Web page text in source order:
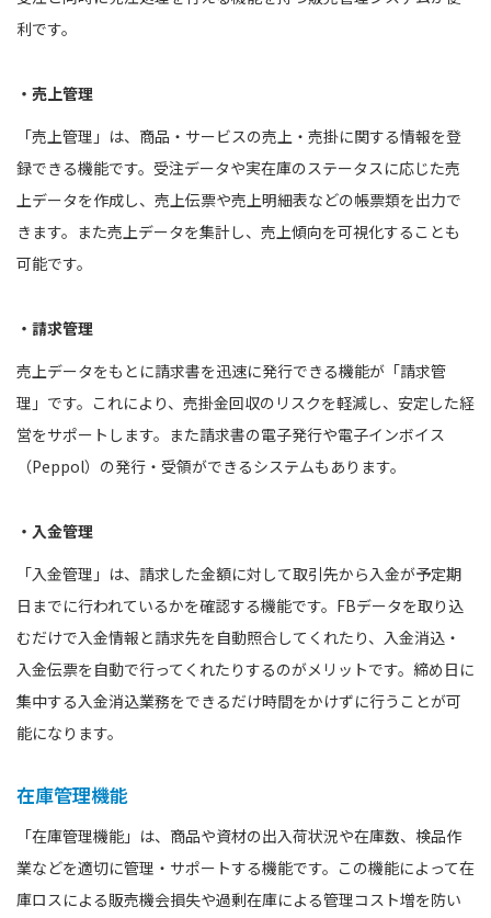
利です。
・売上管理
「売上管理」は、商品・サービスの売上・売掛に関する情報を登
録できる機能です。受注データや実在庫のステータスに応じた売
上データを作成し、売上伝票や売上明細表などの帳票類を出力で
きます。また売上データを集計し、売上傾向を可視化することも
可能です。
・請求管理
売上データをもとに請求書を迅速に発行できる機能が「請求管
理」です。これにより、売掛金回収のリスクを軽減し、安定した経
営をサポートします。また請求書の電子発行や電子インボイス
（Peppol）の発行・受領ができるシステムもあります。
・入金管理
「入金管理」は、請求した金額に対して取引先から入金が予定期
日までに行われているかを確認する機能です。FBデータを取り込
むだけで入金情報と請求先を自動照合してくれたり、入金消込・
入金伝票を自動で行ってくれたりするのがメリットです。締め日に
集中する入金消込業務をできるだけ時間をかけずに行うことが可
能になります。
在庫管理機能
「在庫管理機能」は、商品や資材の出入荷状況や在庫数、検品作
業などを適切に管理・サポートする機能です。この機能によって在
庫ロスによる販売機会損失や過剰在庫による管理コスト増を防い